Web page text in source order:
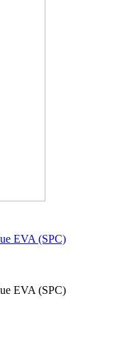
EVA (SPC)
EVA (SPC)